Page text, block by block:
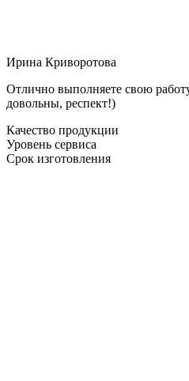
Ирина Криворотова
Отлично выполняете свою
довольны, респект!)
Качество продукции
Уровень сервиса
Срок изготовления